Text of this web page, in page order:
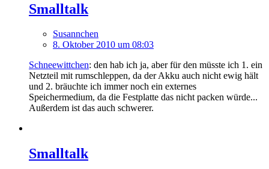
Smalltalk
Susannchen
8. Oktober 2010 um 08:03
Schneewittchen: den hab ich ja, aber für den müsste ich 1. ein
Netzteil mit rumschleppen, da der Akku auch nicht ewig hält
und 2. bräuchte ich immer noch ein externes
Speichermedium, da die Festplatte das nicht packen würde...
Außerdem ist das auch schwerer.
Smalltalk